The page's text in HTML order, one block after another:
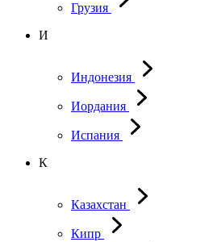
Грузия
И
Индонезия
Иордания
Испания
К
Казахстан
Кипр